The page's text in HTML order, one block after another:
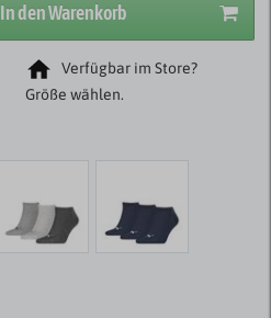
In den Warenkorb
Verfügbar im Store?
Größe wählen.